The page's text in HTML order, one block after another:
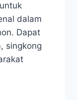
dalam
Dapat
singkong